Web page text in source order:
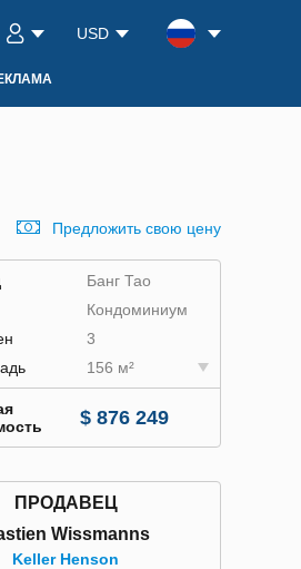
USD
Предложить свою цену
Банг Тао
Кондоминиум
3
156 м²
$ 876 249
ПРОДАВЕЦ
Wissmanns
Keller Henson